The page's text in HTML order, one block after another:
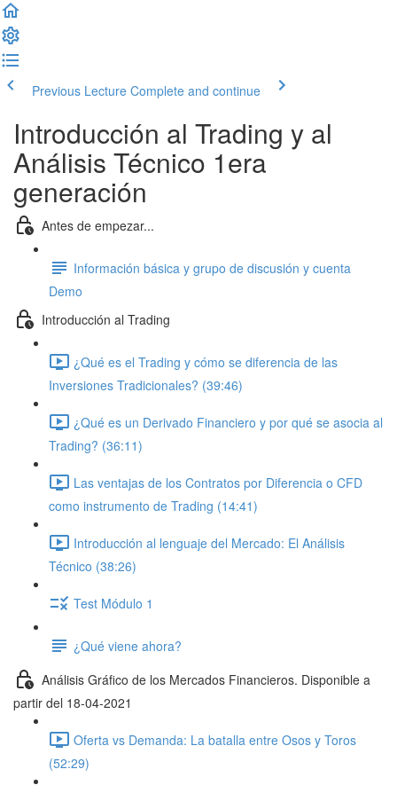
Previous Lecture Complete and continue
Introducción al Trading y al
Análisis Técnico 1era
generación
Antes de empezar...
Información básica y grupo de discusión y cuenta
Demo
Introducción al Trading
¿Qué es el Trading y cómo se diferencia de las
Inversiones Tradicionales? (39:46)
¿Qué es un Derivado Financiero y por qué se asocia al
Trading? (36:11)
Las ventajas de los Contratos por Diferencia o CFD
como instrumento de Trading (14:41)
Introducción al lenguaje del Mercado: El Análisis
Técnico (38:26)
Test Módulo 1
¿Qué viene ahora?
Análisis Gráfico de los Mercados Financieros. Disponible a
partir del 18-04-2021
Oferta vs Demanda: La batalla entre Osos y Toros
(52:29)